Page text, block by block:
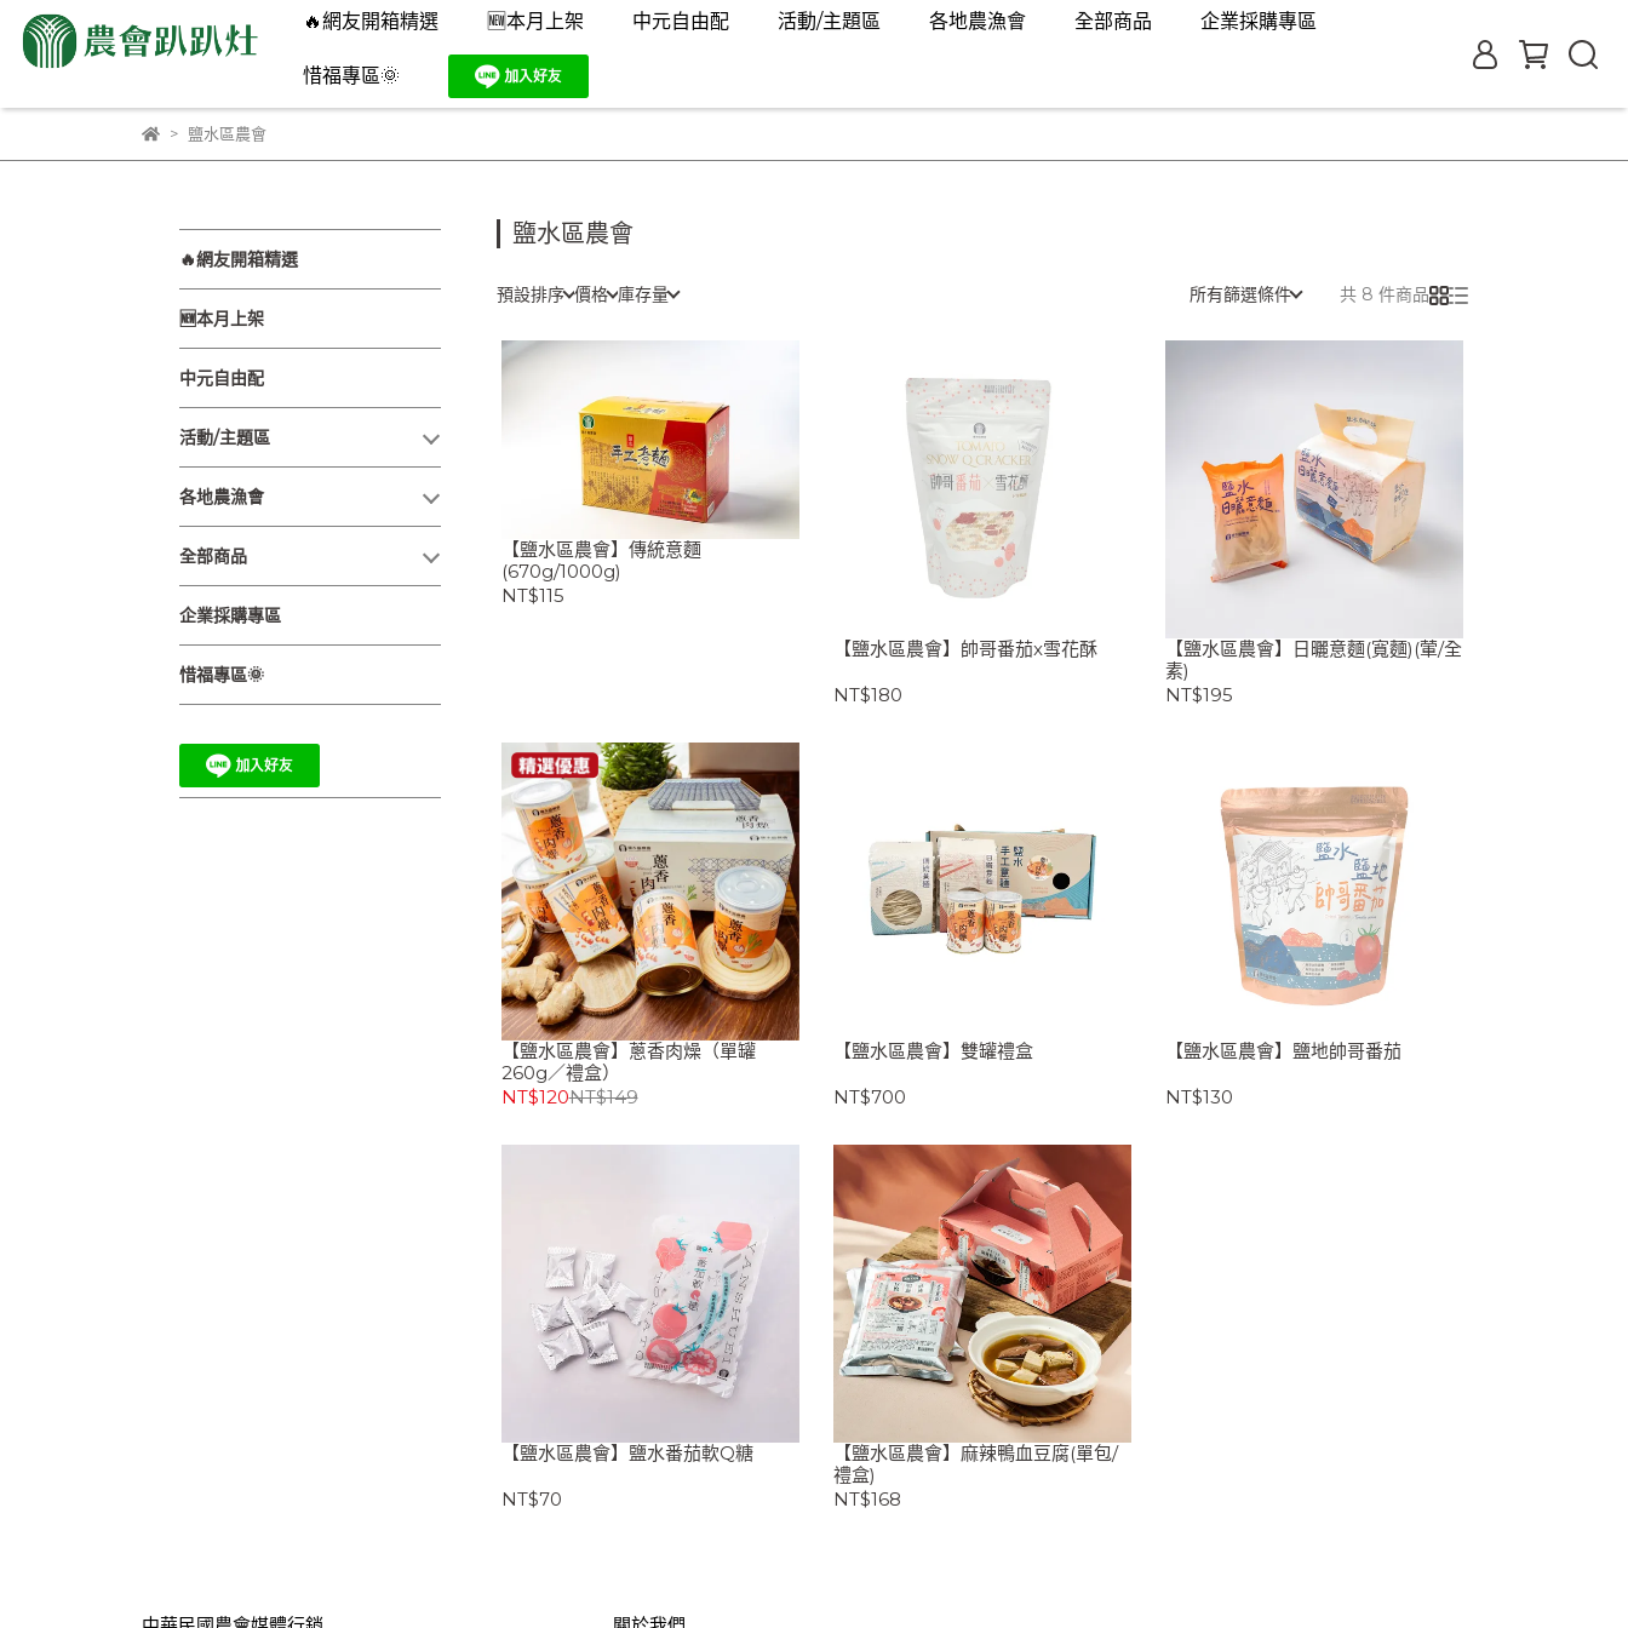
🔥網友開箱精選 🆕本月上架 中元自由配 活動/主題區 各地農漁會 全部商品 企業採購專區
惜福專區🌞
鹽水區農會
🔥網友開箱精選
🆕本月上架
中元自由配
活動/主題區
各地農漁會
全部商品
企業採購專區
惜福專區🌞
鹽水區農會
預設排序 價格 庫存量 所有篩選條件 共 8 件商品
【鹽水區農會】傳統意麵
(670g/1000g)
NT$115
【鹽水區農會】帥哥番茄x雪花酥
NT$180
【鹽水區農會】日曬意麵(寬麵)(葷/全
素)
NT$195
【鹽水區農會】蔥香肉燥（單罐
260g／禮盒）
NT$120NT$149
【鹽水區農會】雙罐禮盒
NT$700
【鹽水區農會】鹽地帥哥番茄
NT$130
【鹽水區農會】鹽水番茄軟Q糖
NT$70
【鹽水區農會】麻辣鴨血豆腐(單包/
禮盒)
NT$168